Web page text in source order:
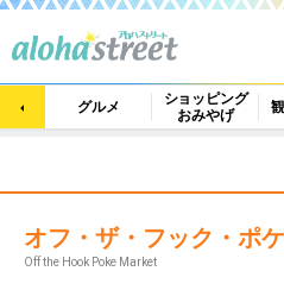
グルメ
ショッピング
おみやげ
オフ・ザ・フック・ポ
Off the Hook Poke Market